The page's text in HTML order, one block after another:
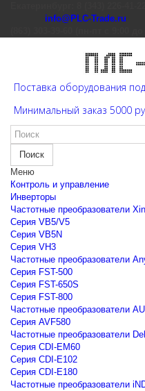
info@PLC-Trade.ru
Поставка оборудования
Минимальный заказ 5000
Поиск
Меню
Контроль и управление
Инверторы
Частотные преобразователи
Cерия VB5/V5
Cерия VB5N
Cерия VH3
Частотные преобразователи
Серия FST-500
Серия FST-650S
Серия FST-800
Частотные преобразователи
Серия AVF580
Частотные преобразователи
Серия CDI-EM60
Серия CDI-E102
Серия CDI-E180
Частотные преобразователи